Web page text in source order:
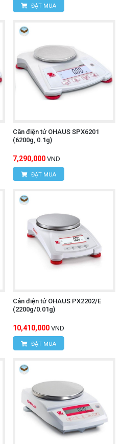
ĐẶT MUA
Cân điện tử OHAUS SPX6201
(6200g, 0.1g)
7,290,000 VND
ĐẶT MUA
Cân điện tử OHAUS PX2202/E
(2200g/0.01g)
10,410,000 VND
ĐẶT MUA